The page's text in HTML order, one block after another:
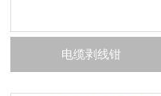
电缆剥线钳